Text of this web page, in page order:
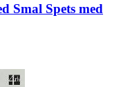
Smal Spets med